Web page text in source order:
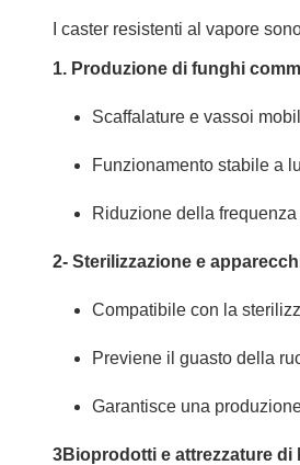
I caster resistenti al vapore
1. Produzione di funghi
Scaffalature e vassoi
Funzionamento stabile a
Riduzione della
2- Sterilizzazione e
Compatibile con la
Previene il guasto della
Garantisce una
3Bioprodotti e attrezzature di